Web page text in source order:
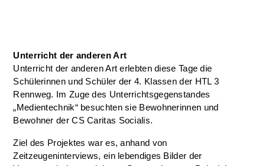
Unterricht der anderen Art
Unterricht der anderen Art erlebten diese Tage die
Schülerinnen und Schüler der 4. Klassen der HTL 3
Rennweg. Im Zuge des Unterrichtsgegenstandes
„Medientechnik“ besuchten sie Bewohnerinnen und
Bewohner der CS Caritas Socialis.
Ziel des Projektes war es, anhand von
Zeitzeugeninterviews, ein lebendiges Bilder der